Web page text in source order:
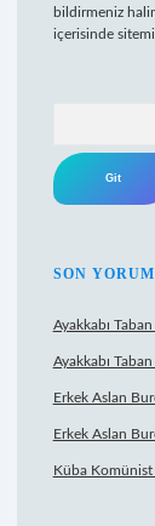
bildirmeniz
içerisinde
SON
Ayakkabı
Ayakkabı
Erkek Aslan
Erkek Aslan
Küba